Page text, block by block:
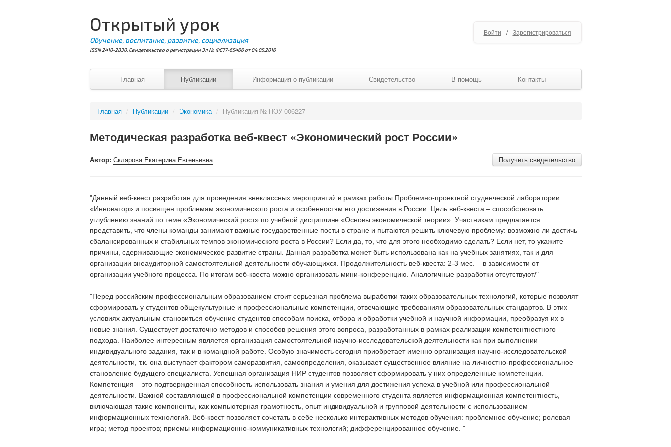
Открытый урок
Обучение, воспитание, развитие, социализация
ISSN 2410-2830. Свидетельство о регистрации Эл № ФС77-65466 от 04.05.2016
Войти / Зарегистрироваться
Главная Публикации Информация о публикации Свидетельство В помощь Контакты
Главная / Публикации / Экономика / Публикация № ПОУ 006227
Методическая разработка веб-квест «Экономический рост России»
Получить свидетельство
Автор: Склярова Екатерина Евгеньевна
"Данный веб-квест разработан для проведения внеклассных мероприятий в рамках работы Проблемно-проектной студенческой лаборатории
«Инноватор» и посвящен проблемам экономического роста и особенностям его достижения в России. Цель веб-квеста – способствовать
углублению знаний по теме «Экономический рост» по учебной дисциплине «Основы экономической теории». Участникам предлагается
представить, что члены команды занимают важные государственные посты в стране и пытаются решить ключевую проблему: возможно ли достичь
сбалансированных и стабильных темпов экономического роста в России? Если да, то, что для этого необходимо сделать? Если нет, то укажите
причины, сдерживающие экономическое развитие страны. Данная разработка может быть использована как на учебных занятиях, так и для
организации внеаудиторной самостоятельной деятельности обучающихся. Продолжительность веб-квеста: 2-3 мес. – в зависимости от
организации учебного процесса. По итогам веб-квеста можно организовать мини-конференцию. Аналогичные разработки отсутствуют/"
"Перед российским профессиональным образованием стоит серьезная проблема выработки таких образовательных технологий, которые позволят
сформировать у студентов общекультурные и профессиональные компетенции, отвечающие требованиям образовательных стандартов. В этих
условиях актуальным становиться обучение студентов способам поиска, отбора и обработки учебной и научной информации, преобразуя их в
новые знания. Существует достаточно методов и способов решения этого вопроса, разработанных в рамках реализации компетентностного
подхода. Наиболее интересным является организация самостоятельной научно-исследовательской деятельности как при выполнении
индивидуального задания, так и в командной работе. Особую значимость сегодня приобретает именно организация научно-исследовательской
деятельности, т.к. она выступает фактором саморазвития, самоопределения, оказывает существенное влияние на личностно-профессиональное
становление будущего специалиста. Успешная организация НИР студентов позволяет сформировать у них определенные компетенции.
Компетенция – это подтвержденная способность использовать знания и умения для достижения успеха в учебной или профессиональной
деятельности. Важной составляющей в профессиональной компетенции современного студента является информационная компетентность,
включающая такие компоненты, как компьютерная грамотность, опыт индивидуальной и групповой деятельности с использованием
информационных технологий. Веб-квест позволяет сочетать в себе несколько интерактивных методов обучения: проблемное обучение; ролевая
игра; метод проектов; приемы информационно-коммуникативных технологий; дифференцированное обучение. "